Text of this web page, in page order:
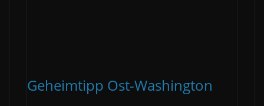
Geheimtipp Ost-Washington